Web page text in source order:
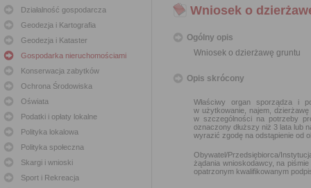
Działalność gospodarcza
Geodezja i Kartografia
Geodezja i Kataster
Gospodarka nieruchomościami
Konserwacja zabytków
Ochrona Środowiska
Oświata
Podatki i opłaty lokalne
Polityka lokalowa
Polityka społeczna
Skargi i wnioski
Sport i Rekreacja
Wniosek o
Ogólny opis
Wniosek o dzierżawę gruntu
Opis skrócony
Właściwy organ sporządza i
w użytkowanie, najem,
w szczególności na potrzeby
oznaczony dłuższy niż 3 lata lub
wyrazić zgodę na odstąpienie od
Obywatel/Przedsiębiorca/
żądania wnioskodawcy, na
opatrzonym kwalifikowanym